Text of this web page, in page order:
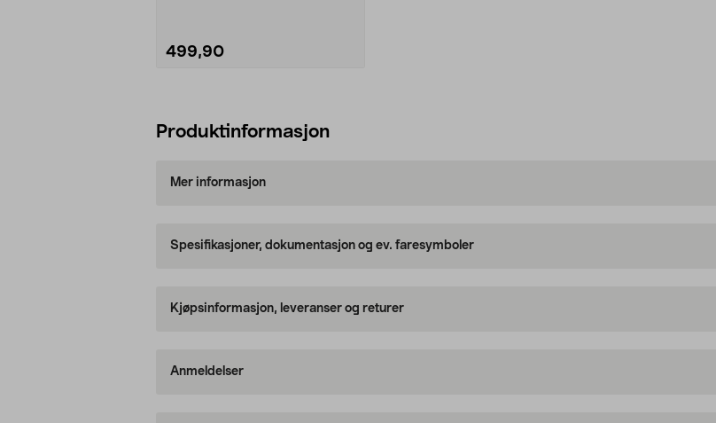
499,90
Produktinformasjon
Mer informasjon
Spesifikasjoner, dokumentasjon og ev. faresymboler
Kjøpsinformasjon, leveranser og returer
Anmeldelser